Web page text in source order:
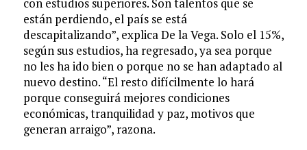
con estudios superiores. Son talentos que se
están perdiendo, el país se está
descapitalizando”, explica De la Vega. Solo el 15%,
según sus estudios, ha regresado, ya sea porque
no les ha ido bien o porque no se han adaptado al
nuevo destino. “El resto difícilmente lo hará
porque conseguirá mejores condiciones
económicas, tranquilidad y paz, motivos que
generan arraigo”, razona.